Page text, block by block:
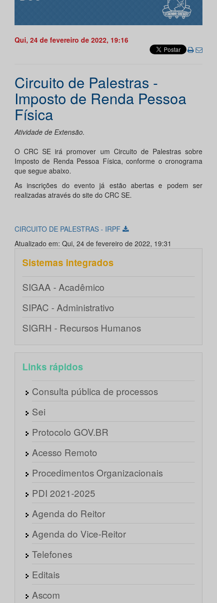
Qui, 24 de fevereiro de 2022, 19:16
Circuito de Palestras -
Imposto de Renda Pessoa
Física
Atividade de Extensão.
O CRC SE irá promover um Circuito de Palestras sobre
Imposto de Renda Pessoa Física, conforme o cronograma
que segue abaixo.
As inscrições do evento já estão abertas e podem ser
realizadas através do site do CRC SE.
CIRCUITO DE PALESTRAS - IRPF
Atualizado em: Qui, 24 de fevereiro de 2022, 19:31
Sistemas integrados
SIGAA - Acadêmico
SIPAC - Administrativo
SIGRH - Recursos Humanos
Links rápidos
Consulta pública de processos
Sei
Protocolo GOV.BR
Acesso Remoto
Procedimentos Organizacionais
PDI 2021-2025
Agenda do Reitor
Agenda do Vice-Reitor
Telefones
Editais
Ascom